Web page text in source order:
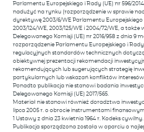
Parlamentu Europejskiego i Rady (UE) nr 596/
nadużyć na rynku (rozporządzenie w sprawie
dyrektywę 2003/6/WE Parlamentu
2003/124/WE, 2003/125/WE i 2004/72/WE, a
Delegowanego Komisji (UE) nr 2016/958 z dnia 9
rozporządzenie Parlamentu Europejskiego i Rady
regulacyjnych standardów technicznych
obiektywnej prezentacji rekomendacji
rekomendujących lub sugerujących strategię
partykularnych lub wskazań konfliktów
Ponadto publikacja nie stanowi badania
Delegowanego Komisji (UE) 2017/565.
Materiał nie stanowi również doradztwa
lipca 2005 r. o obrocie instrumentami
1 Ustawy z dnia 23 kwietnia 1964 r. Kodeks cywilny.
Publikacja sporządzona została w oparciu o